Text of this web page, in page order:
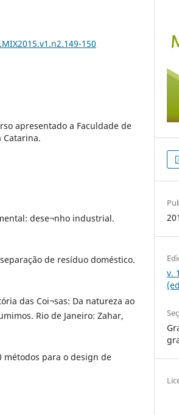
150
apresentado a Faculdade de
Catarina.
dese¬nho industrial.
de resíduo doméstico.
das Coi¬sas: Da natureza ao
Rio de Janeiro: Zahar,
métodos para o design de
v.